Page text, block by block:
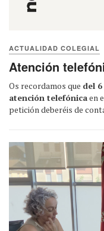
ACTUALIDAD COLEGIAL
Atención
Os recordamos que del
atención telefónicaen
petición deberéis de